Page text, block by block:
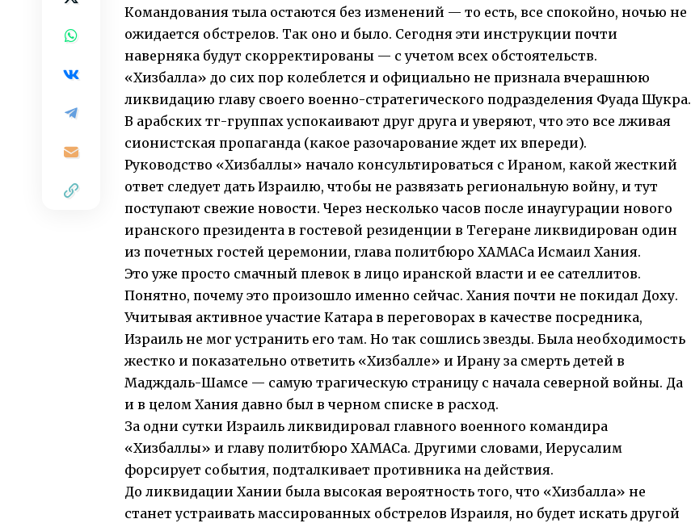
Командования тыла остаются без изменений — то есть, все спокойно, ночью не
ожидается обстрелов. Так оно и было. Сегодня эти инструкции почти
наверняка будут скорректированы — с учетом всех обстоятельств.
«Хизбалла» до сих пор колеблется и официально не признала вчерашнюю
ликвидацию главу своего военно-стратегического подразделения Фуада Шукра.
В арабских тг-группах успокаивают друг друга и уверяют, что это все лживая
сионистская пропаганда (какое разочарование ждет их впереди).
Руководство «Хизбаллы» начало консультироваться с Ираном, какой жесткий
ответ следует дать Израилю, чтобы не развязать региональную войну, и тут
поступают свежие новости. Через несколько часов после инаугурации нового
иранского президента в гостевой резиденции в Тегеране ликвидирован один
из почетных гостей церемонии, глава политбюро ХАМАСа Исмаил Хания.
Это уже просто смачный плевок в лицо иранской власти и ее сателлитов.
Понятно, почему это произошло именно сейчас. Хания почти не покидал Доху.
Учитывая активное участие Катара в переговорах в качестве посредника,
Израиль не мог устранить его там. Но так сошлись звезды. Была необходимость
жестко и показательно ответить «Хизбалле» и Ирану за смерть детей в
Мадждаль-Шамсе — самую трагическую страницу с начала северной войны. Да
и в целом Хания давно был в черном списке в расход.
За одни сутки Израиль ликвидировал главного военного командира
«Хизбаллы» и главу политбюро ХАМАСа. Другими словами, Иерусалим
форсирует события, подталкивает противника на действия.
До ликвидации Хании была высокая вероятность того, что «Хизбалла» не
станет устраивать массированных обстрелов Израиля, но будет искать другой